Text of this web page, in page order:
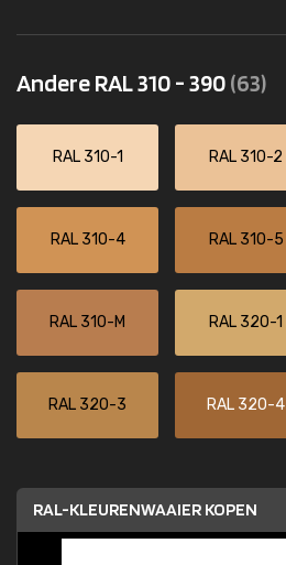
Andere RAL 310 - 390(63)
RAL 310-1 RAL 310-2
RAL 310-4 RAL 310-5
RAL 310-M RAL 320-1
RAL 320-3 RAL 320-4
RAL-KLEURENWAAIER KOPEN